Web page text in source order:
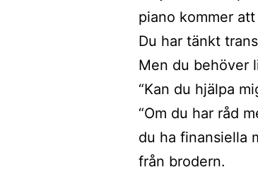
piano kommer
Du har tänkt
Men du behöver
“Kan du hjälpa
“Om du har råd
du ha finansiella
från brodern.